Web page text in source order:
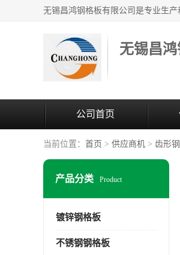
无锡昌
公司首页
当前位置： 首页 > 供应商机 > 齿形
产品分类 Product
镀锌钢格板
不锈钢钢格板